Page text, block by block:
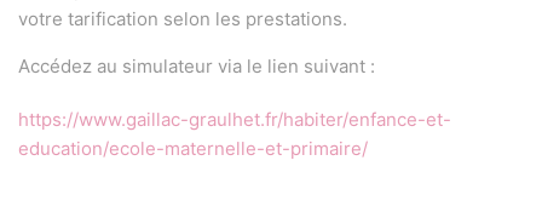
votre tarification selon les prestations.
Accédez au simulateur via le lien suivant :
https://www.gaillac-graulhet.fr/habiter/enfance-et-
education/ecole-maternelle-et-primaire/